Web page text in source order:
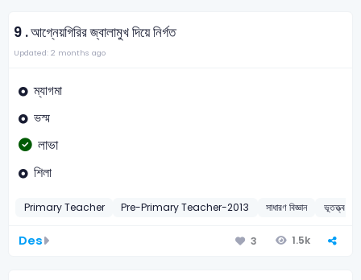
9 .আগ্নেয়গিরির জ্বালামুখ দিয়ে নির্গত
Updated: 2 months ago
ম্যাগমা
ভস্ম
লাভা
শিলা
Primary Teacher Pre-Primary Teacher-2013 সাধারণ বিজ্ঞান ভূতত্ত্ব
Des 3 1.5k